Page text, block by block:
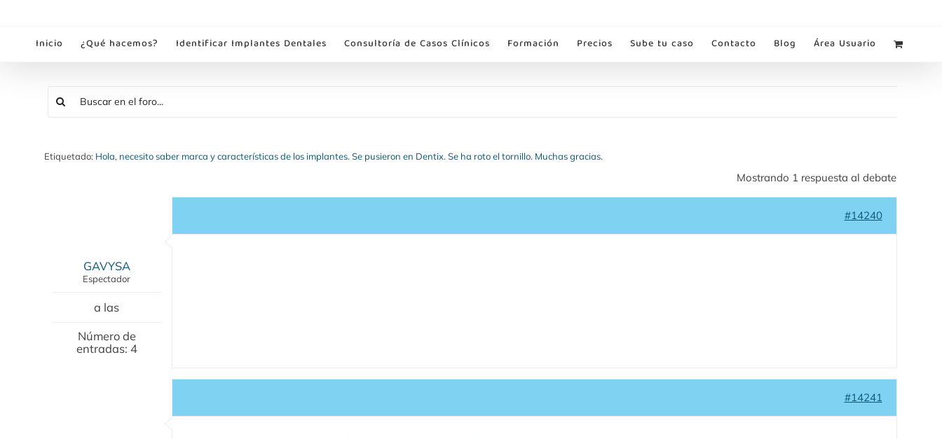
contenidoInicio ¿Qué hacemos? Identificar Implantes Dentales Consultoría de Casos Clínicos Formación Precios Sube tu caso Contacto Blog Área Usuario
Etiquetado: Hola, necesito saber marca y características de los implantes. Se pusieron en Dentix. Se ha roto el tornillo. Muchas gracias.
Mostrando 1 respuesta al debate
GAVYSA
Espectador
a las
Número de
entradas: 4
#14240
#14241